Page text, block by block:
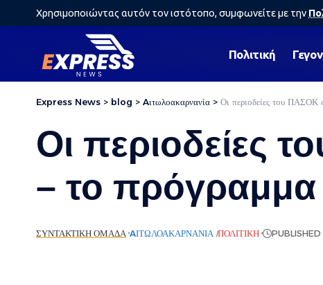
Χρησιμοποιώντας αυτόν τον ιστότοπο, συμφωνείτε με την
Πολιτική
Express News > blog > Aιτωλοακαρνανία > Οι περιοδείες του ΠΑΣΟΚ
Οι περιοδείες
– το πρόγραμμα
ΣΥΝΤΑΚΤΙΚΉ ΟΜΆΔΑ AΙΤΩΛΟΑΚΑΡΝΑΝΊΑ ΠΟΛΙΤΙΚΉ